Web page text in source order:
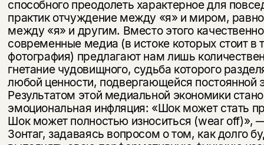
способного преодолеть характерное для
практик отчуждение между «я» и миром,
между «я» и другим. Вместо этого
современные медиа (в истоке которых стоит в
фотография) предлагают нам лишь
гнетание чудовищного, судьба которого
любой ценности, подвергающейся постоянной
Результатом этой медиальной эконо­мики
эмоциональная инфляция: «Шок может стать
Шок может полностью износиться (wear off)»,
Зонтаг, задаваясь вопросом о том, как долго